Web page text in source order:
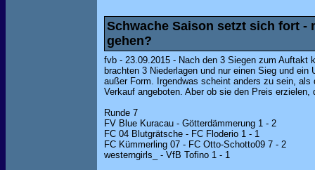
Schwache Saison setzt sich fort -
gehen?
fvb - 23.09.2015 - Nach den 3 Siegen zum Auftakt
brachten 3 Niederlagen und nur einen Sieg und
außer Form. Irgendwas scheint anders zu sein,
Verkauf angeboten. Aber ob sie den Preis
Runde 7
FV Blue Kuracau - Götterdämmerung 1 - 2
FC 04 Blutgrätsche - FC Floderio 1 - 1
FC Kümmerling 07 - FC Otto-Schotto09 7 - 2
westerngirls_ - VfB Tofino 1 - 1